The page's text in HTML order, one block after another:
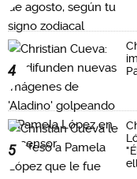
4
5